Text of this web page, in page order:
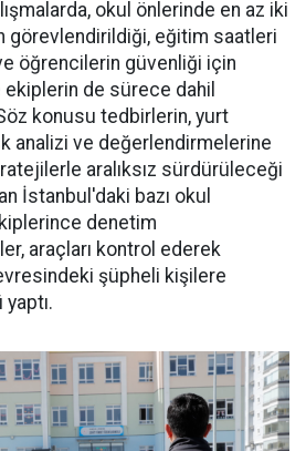
okul önlerinde en az iki
görevlendirildiği, eğitim saatleri
öğrencilerin güvenliği için
de sürece dahil
konusu tedbirlerin, yurt
analizi ve değerlendirmelerine
aralıksız sürdürüleceği
İstanbul'daki bazı okul
denetim
araçları kontrol ederek
şüpheli kişilere